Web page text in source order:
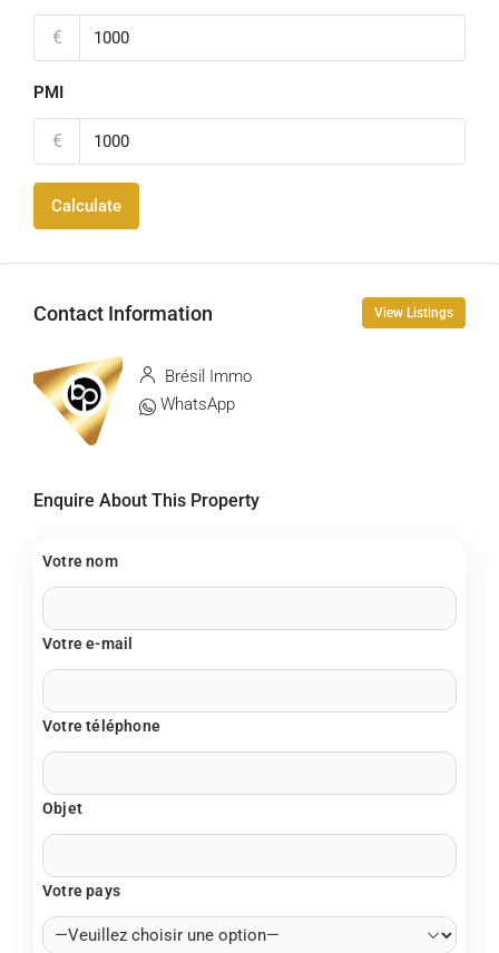
€
PMI
€
Calculate
Contact Information View Listings
Brésil Immo
WhatsApp
Enquire About This Property
Votre nom
Votre e-mail
Votre téléphone
Objet
Votre pays